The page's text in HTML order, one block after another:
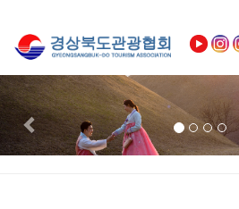
Previous